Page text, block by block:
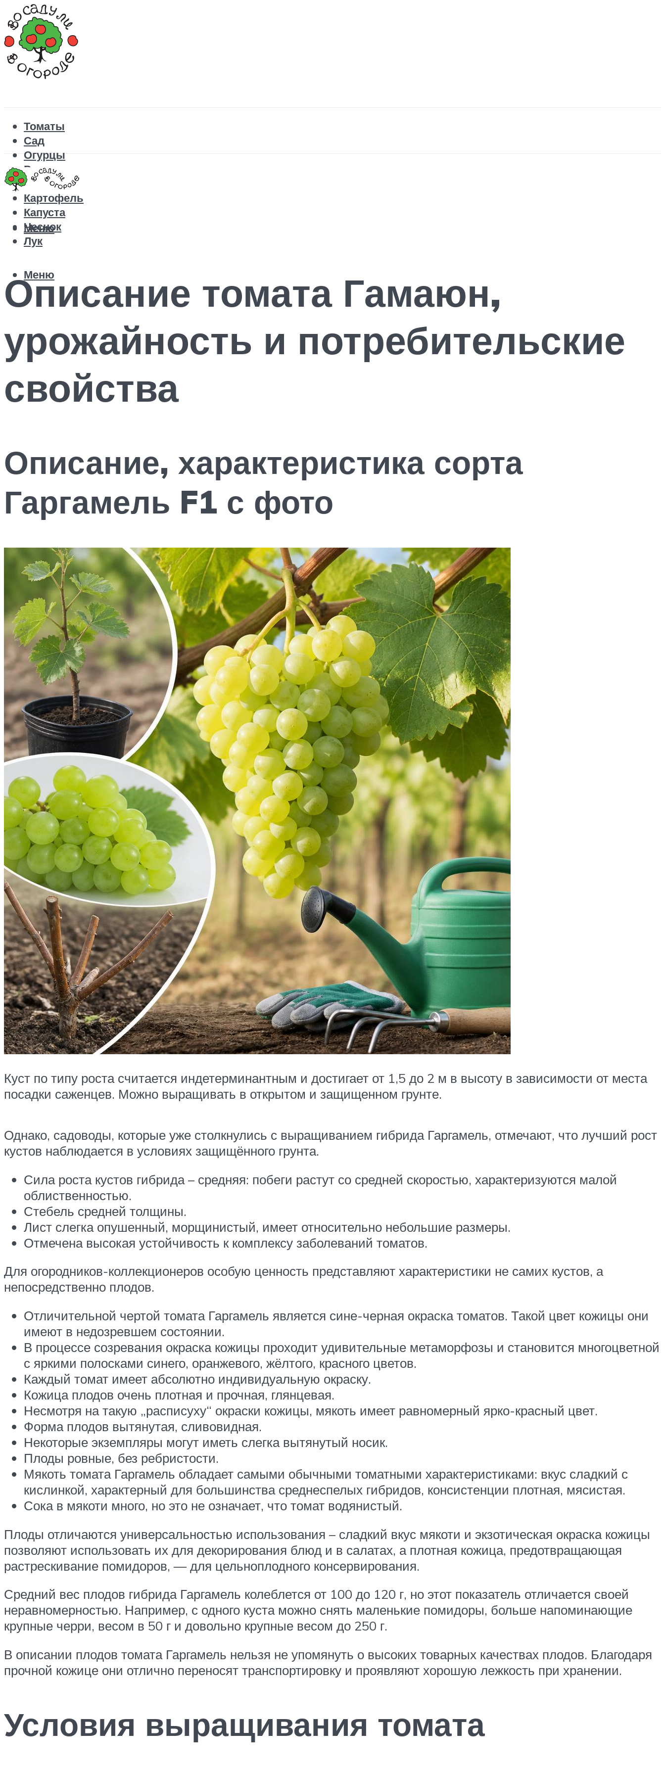
Томаты
Сад
Огурцы
Рецепты
Перец
Картофель
Капуста
Чеснок
Лук
Меню
Меню
Описание томата Гамаюн,
урожайность и потребительские
свойства
Описание, характеристика сорта
Гаргамель F1 с фото
Куст по типу роста считается индетерминантным и достигает от 1,5 до 2 м в высоту в зависимости от места
посадки саженцев. Можно выращивать в открытом и защищенном грунте.
Однако, садоводы, которые уже столкнулись с выращиванием гибрида Гаргамель, отмечают, что лучший рост
кустов наблюдается в условиях защищённого грунта.
Сила роста кустов гибрида – средняя: побеги растут со средней скоростью, характеризуются малой
облиственностью.
Стебель средней толщины.
Лист слегка опушенный, морщинистый, имеет относительно небольшие размеры.
Отмечена высокая устойчивость к комплексу заболеваний томатов.
Для огородников-коллекционеров особую ценность представляют характеристики не самих кустов, а
непосредственно плодов.
Отличительной чертой томата Гаргамель является сине-черная окраска томатов. Такой цвет кожицы они
имеют в недозревшем состоянии.
В процессе созревания окраска кожицы проходит удивительные метаморфозы и становится многоцветной
с яркими полосками синего, оранжевого, жёлтого, красного цветов.
Каждый томат имеет абсолютно индивидуальную окраску.
Кожица плодов очень плотная и прочная, глянцевая.
Несмотря на такую „расписуху“ окраски кожицы, мякоть имеет равномерный ярко-красный цвет.
Форма плодов вытянутая, сливовидная.
Некоторые экземпляры могут иметь слегка вытянутый носик.
Плоды ровные, без ребристости.
Мякоть томата Гаргамель обладает самыми обычными томатными характеристиками: вкус сладкий с
кислинкой, характерный для большинства среднеспелых гибридов, консистенции плотная, мясистая.
Сока в мякоти много, но это не означает, что томат водянистый.
Плоды отличаются универсальностью использования – сладкий вкус мякоти и экзотическая окраска кожицы
позволяют использовать их для декорирования блюд и в салатах, а плотная кожица, предотвращающая
растрескивание помидоров, — для цельноплодного консервирования.
Средний вес плодов гибрида Гаргамель колеблется от 100 до 120 г, но этот показатель отличается своей
неравномерностью. Например, с одного куста можно снять маленькие помидоры, больше напоминающие
крупные черри, весом в 50 г и довольно крупные весом до 250 г.
В описании плодов томата Гаргамель нельзя не упомянуть о высоких товарных качествах плодов. Благодаря
прочной кожице они отлично переносят транспортировку и проявляют хорошую лежкость при хранении.
Условия выращивания томата